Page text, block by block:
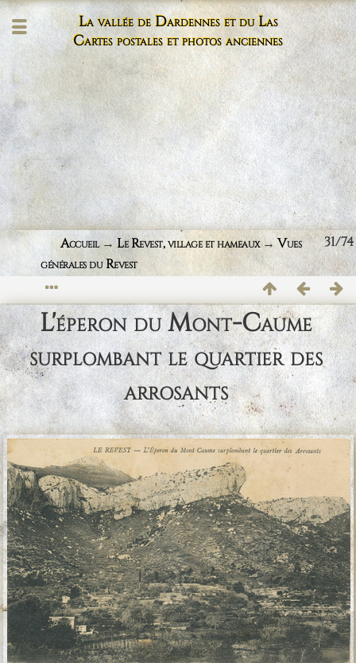
La vallée de Dardennes et du Las
Cartes postales et photos anciennes
31/74
Accueil→Le Revest, village et hameaux→Vues
générales du Revest
L'éperon du Mont-Caume
surplombant le quartier des
arrosants